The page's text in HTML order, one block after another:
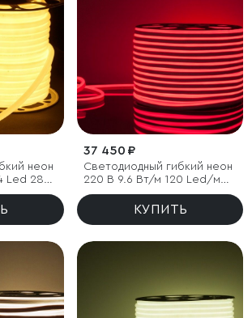
неон
Led 2835
белый
37 450 ₽
Светодиодный гибкий неон
220 В 9.6 Вт/м 120 Led/м
2835 IP67, односторонний
красный, 50 мКУПИТЬ